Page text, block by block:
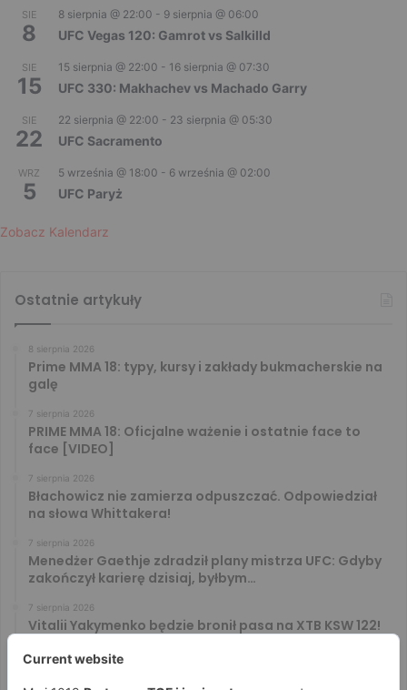
SIE
8
8 sierpnia @ 22:00 - 9 sierpnia @ 06:00
UFC Vegas 120: Gamrot vs Salkilld
SIE
15
15 sierpnia @ 22:00 - 16 sierpnia @ 07:30
UFC 330: Makhachev vs Machado Garry
SIE
22
22 sierpnia @ 22:00 - 23 sierpnia @ 05:30
UFC Sacramento
WRZ
5
5 września @ 18:00 - 6 września @ 02:00
UFC Paryż
Zobacz Kalendarz
Ostatnie artykuły
8 sierpnia 2026
Prime MMA 18: typy, kursy i zakłady bukmacherskie na
galę
7 sierpnia 2026
PRIME MMA 18: Oficjalne ważenie i ostatnie face to
face [VIDEO]
7 sierpnia 2026
Błachowicz nie zamierza odpuszczać. Odpowiedział
na słowa Whittakera!
7 sierpnia 2026
Menedżer Gaethje zdradził plany mistrza UFC: Gdyby
zakończył karierę dzisiaj, byłbym…
7 sierpnia 2026
Vitalii Yakymenko będzie bronił pasa na XTB KSW 122!